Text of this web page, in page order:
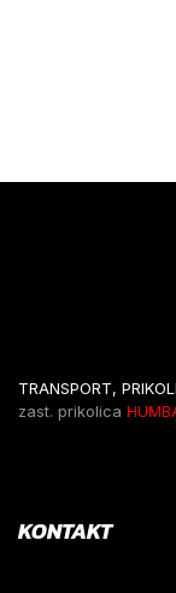
TRANSPORT,
zast. prikolica
KONTAKT